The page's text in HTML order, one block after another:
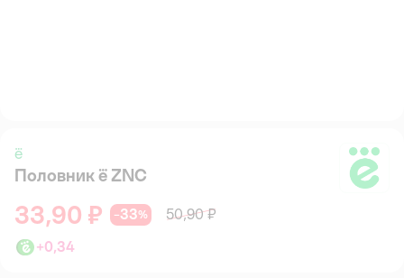
ё
Половник ё ZNC
33,90 ₽ −33%
50,90 ₽
+0,34